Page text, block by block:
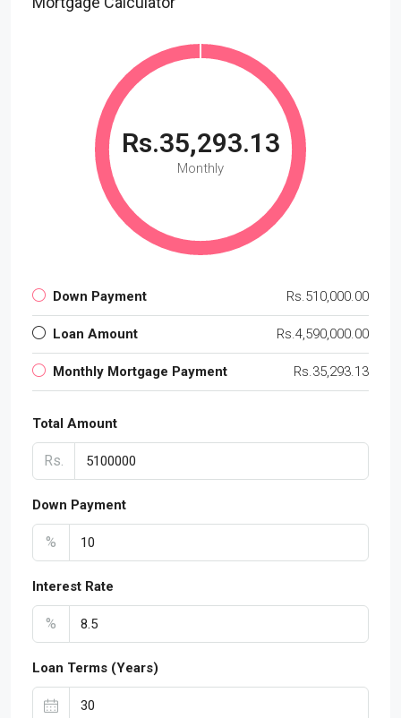
Rs.35,293.13
Monthly
Down Payment Rs.510,000.00
Loan Amount Rs.4,590,000.00
Monthly Mortgage Payment Rs.35,293.13
Total Amount
Rs.
Down Payment
%
Interest Rate
%
Loan Terms (Years)